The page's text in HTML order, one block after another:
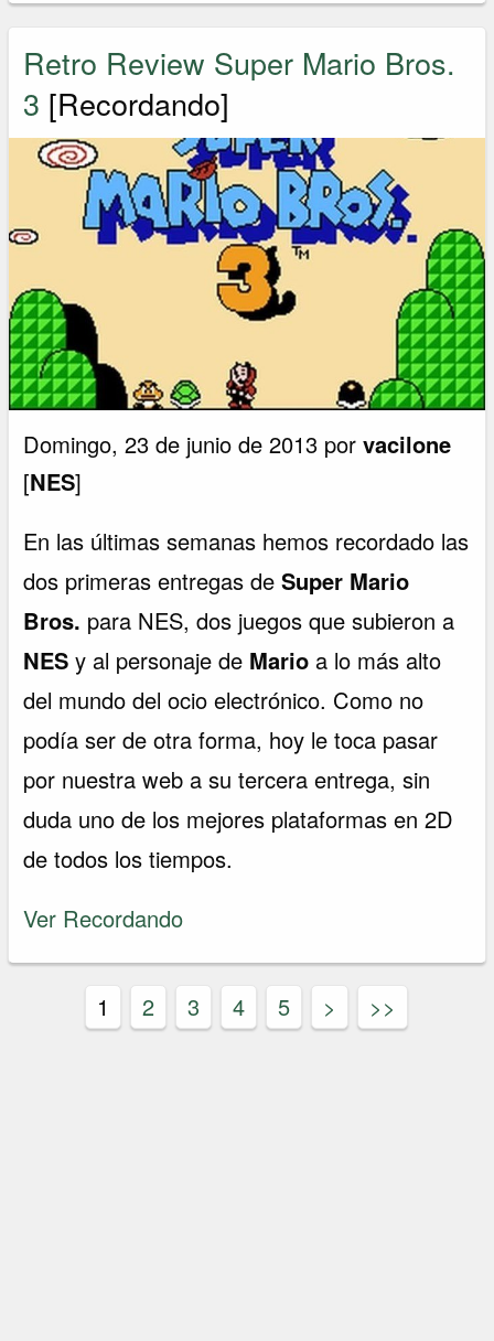
Retro Review Super Mario Bros.
3 [Recordando]
Domingo, 23 de junio de 2013 porvacilone
[NES]
En las últimas semanas hemos recordado las
dos primeras entregas deSuper Mario
Bros. para NES, dos juegos que subieron a
NESy al personaje de Mario a lo más alto
del mundo del ocio electrónico. Como no
podía ser de otra forma, hoy le toca pasar
por nuestra web a su tercera entrega, sin
duda uno de los mejores plataformas en 2D
de todos los tiempos.
Ver Recordando
1 2 3 4 5 > >>